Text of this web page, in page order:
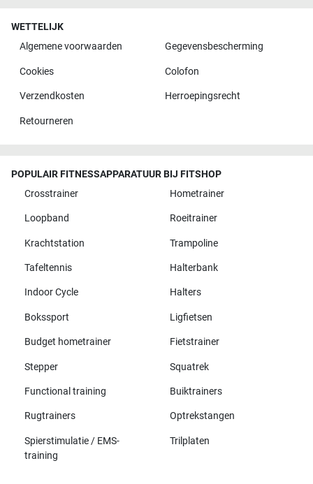
WETTELIJK
Algemene voorwaarden
Gegevensbescherming
Cookies Colofon
Verzendkosten Herroepingsrecht
Retourneren
POPULAIR FITNESSAPPARATUUR BIJ FITSHOP
Crosstrainer
Hometrainer
Loopband Roeitrainer
Krachtstation Trampoline
Tafeltennis Halterbank
Indoor Cycle Halters
Bokssport Ligfietsen
Budget hometrainer Fietstrainer
Stepper Squatrek
Functional training Buiktrainers
Rugtrainers Optrekstangen
Spierstimulatie / EMS-
training
Trilplaten